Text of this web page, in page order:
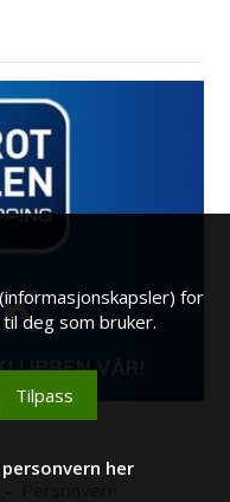
for
deg som bruker.
Tilpass
her